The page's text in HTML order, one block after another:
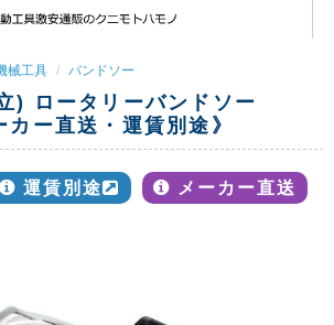
械工具 バンドソー
) ロータリーバンドソー
ー直送・運賃別途》
運賃別途 メーカー直送